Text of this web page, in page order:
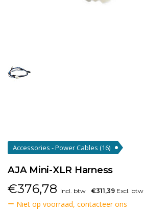
Accessories - Power Cables (16)
AJA Mini-XLR Harness
€376,78 Incl. btw €311,39 Excl. btw
Niet op voorraad, contacteer ons